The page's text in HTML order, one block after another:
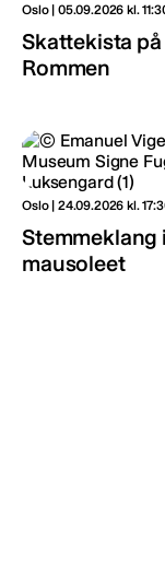
Oslo | 05.09.2026 kl.
Skattekista på
Rommen
Oslo | 24.09.2026 kl.
Stemmeklang i
mausoleet